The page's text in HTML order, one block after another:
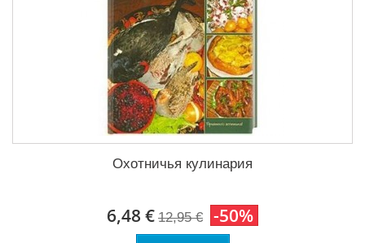
Охотничья кулинария
6,48 € 12,95 € -50%